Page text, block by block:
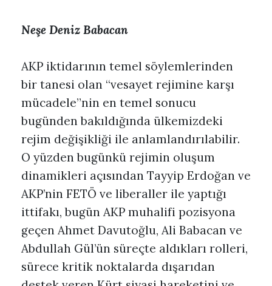
Neşe Deniz Babacan
AKP iktidarının temel söylemlerinden
bir tanesi olan “vesayet rejimine karşı
mücadele”nin en temel sonucu
bugünden bakıldığında ülkemizdeki
rejim değişikliği ile anlamlandırılabilir.
O yüzden bugünkü rejimin oluşum
dinamikleri açısından Tayyip Erdoğan ve
AKP’nin FETÖ ve liberaller ile yaptığı
ittifakı, bugün AKP muhalifi pozisyona
geçen Ahmet Davutoğlu, Ali Babacan ve
Abdullah Gül’ün süreçte aldıkları rolleri,
sürece kritik noktalarda dışarıdan